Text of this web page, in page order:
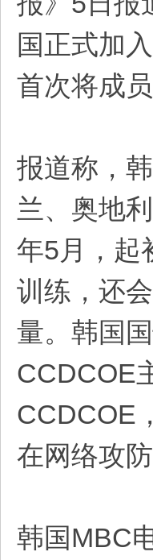
国正式加
首次将成
报道称，
兰、奥地
年5月，起
训练，还
量。韩国
CCDCOE
CCDCOE
在网络攻
韩国MBC